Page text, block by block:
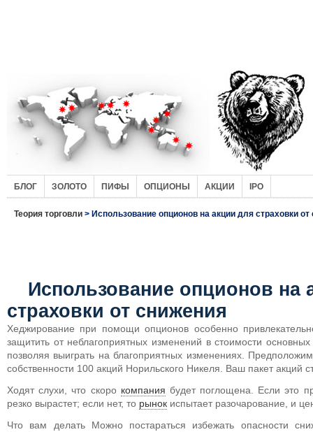
БЛОГ ЗОЛОТО ПИФЫ ОПЦИОНЫ АКЦИИ IPO
Теория торговли > Использование опционов на акции для страховки
Использование опционов на
страховки от снижения
Хеджирование при помощи опционов особенно
защитить от неблагоприятных изменений в стоимости
позволяя выиграть на благоприятных изменениях.
собственности 100 акций Норильского Никеля. Ваш пакет акций
Ходят слухи, что скоро компания будет поглощена. Если это
резко вырастет; если нет, то рынок испытает разочарование, и
Что вам делать Можно постараться избежать опасности